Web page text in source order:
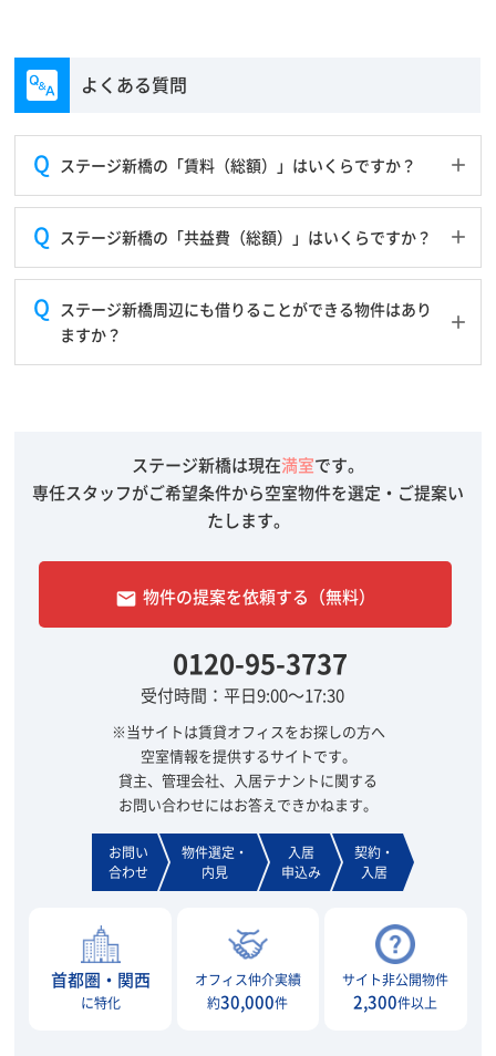
よくある質問
ステージ新橋の「賃料（総額）」はいくらですか？
ステージ新橋の「共益費（総額）」はいくらですか？
ステージ新橋周辺にも借りることができる物件はあり
ますか？
ステージ新橋は現在満室です。
専任スタッフがご希望条件から空室物件を選定・ご提案い
たします。
email 物件の提案を依頼する（無料）
0120-95-3737
受付時間：平日9:00～17:30
※当サイトは賃貸オフィスをお探しの方へ
空室情報を提供するサイトです。
貸主、管理会社、入居テナントに関する
お問い合わせにはお答えできかねます。
お問い
合わせ
物件選定・
内見
入居
申込み
契約・
入居
首都圏・関西
に特化
オフィス仲介実績
約30,000件
サイト非公開物件
2,300件以上